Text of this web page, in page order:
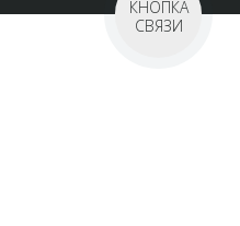
КНОПКА
СВЯЗИ